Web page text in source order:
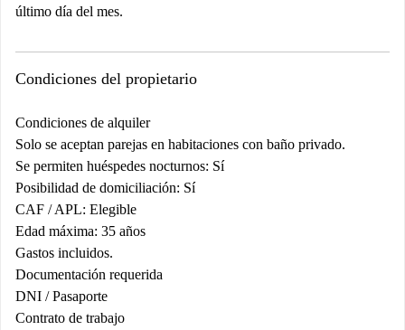
último día del mes.
Condiciones del propietario
Condiciones de alquiler
Solo se aceptan parejas en habitaciones con baño privado.
Se permiten huéspedes nocturnos: Sí
Posibilidad de domiciliación: Sí
CAF / APL: Elegible
Edad máxima: 35 años
Gastos incluidos.
Documentación requerida
DNI / Pasaporte
Contrato de trabajo